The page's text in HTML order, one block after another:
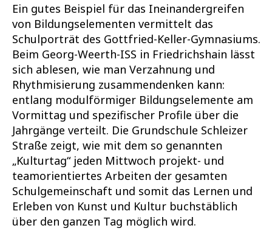
Ein gutes Beispiel für das Ineinandergreifen
von Bildungselementen vermittelt das
Schulporträt des Gottfried-Keller-Gymnasiums.
Beim Georg-Weerth-ISS in Friedrichshain lässt
sich ablesen, wie man Verzahnung und
Rhythmisierung zusammendenken kann:
entlang modulförmiger Bildungselemente am
Vormittag und spezifischer Profile über die
Jahrgänge verteilt. Die Grundschule Schleizer
Straße zeigt, wie mit dem so genannten
„Kulturtag“ jeden Mittwoch projekt- und
teamorientiertes Arbeiten der gesamten
Schulgemeinschaft und somit das Lernen und
Erleben von Kunst und Kultur buchstäblich
über den ganzen Tag möglich wird.